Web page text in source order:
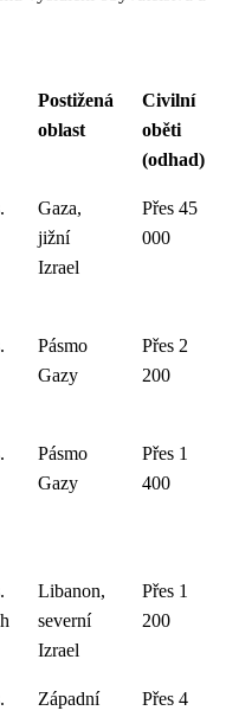
Postižená
oblast
Civilní
oběti
(odhad)
Gaza,
jižní
Izrael
Přes 45
000
Pásmo
Gazy
Přes 2
200
Pásmo
Gazy
Přes 1
400
Libanon,
severní
Izrael
Přes 1
200
Západní
Přes 4